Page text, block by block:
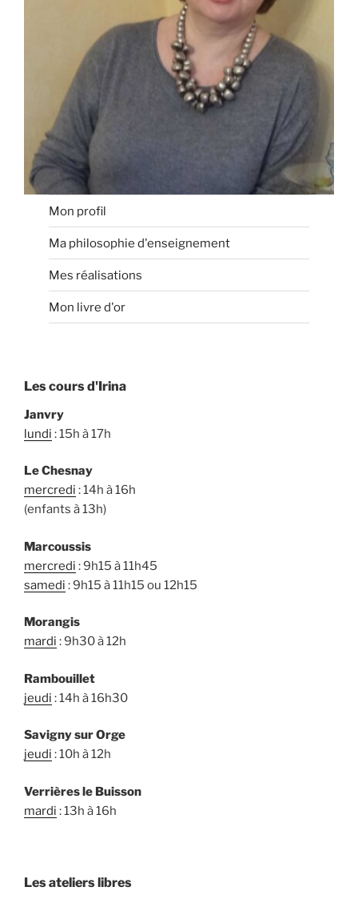
Mon profil
Ma philosophie d'enseignement
Mes réalisations
Mon livre d'or
Les cours d'Irina
Janvry
lundi : 15h à 17h
Le Chesnay
mercredi : 14h à 16h
(enfants à 13h)
Marcoussis
mercredi : 9h15 à 11h45
samedi : 9h15 à 11h15 ou 12h15
Morangis
mardi : 9h30 à 12h
Rambouillet
jeudi : 14h à 16h30
Savigny sur Orge
jeudi : 10h à 12h
Verrières le Buisson
mardi : 13h à 16h
Les ateliers libres